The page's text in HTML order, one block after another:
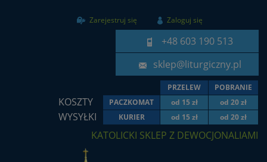
Zarejestruj się Zaloguj się
+48 603 190 513
sklep@liturgiczny.pl
PRZELEW POBRANIE
KOSZTY PACZKOMAT od 15 zł od 20 zł
WYSYŁKI KURIER od 15 zł od 20 zł
KATOLICKI SKLEP Z DEWOCJONALIAMI